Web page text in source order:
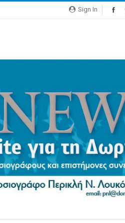
Sign In